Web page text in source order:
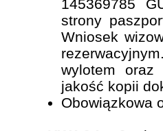
145369785
strony
Wniosek
wylotem oraz
jakość kopii
Obowiązkowa